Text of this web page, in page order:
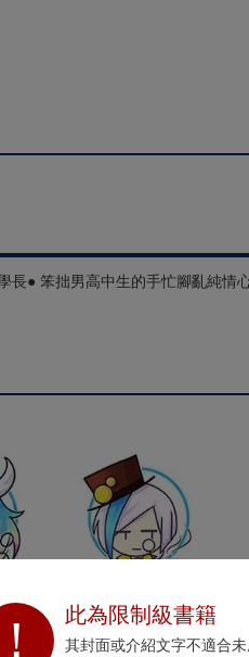
● 笨拙男高中生的手忙腳亂純情
沉默
0
此為限制級書籍
其封面或介紹文字不適合未